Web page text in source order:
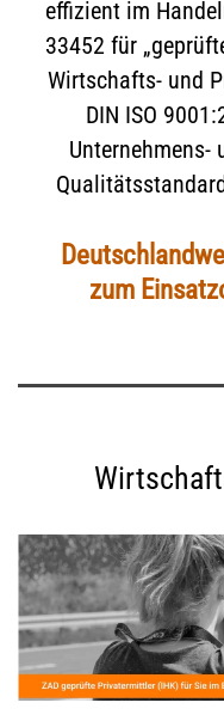
effizient im
33452 für
Wirtschafts- und
DIN ISO
Unternehmens-
zum